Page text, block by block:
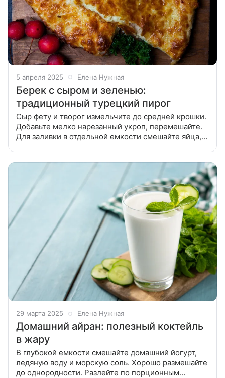
5 апреля 2025 Елена Нужная
Берек с сыром и зеленью:
традиционный турецкий пирог
Сыр фету и творог измельчите до средней крошки.
Добавьте мелко нарезанный укроп, перемешайте.
Для заливки в отдельной емкости смешайте яйца,
29 марта 2025 Елена Нужная
Домашний айран: полезный коктейль
в жару
В глубокой емкости смешайте домашний йогурт,
ледяную воду и морскую соль. Хорошо размешайте
до однородности. Разлейте по порционным